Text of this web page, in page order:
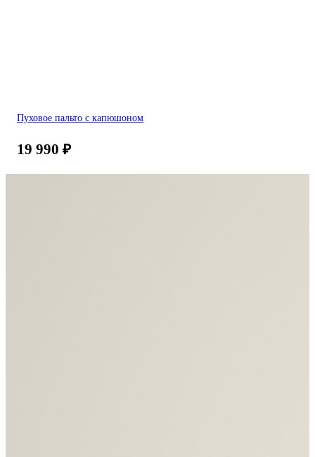
Пуховое пальто с капюшоном
19 990 ₽